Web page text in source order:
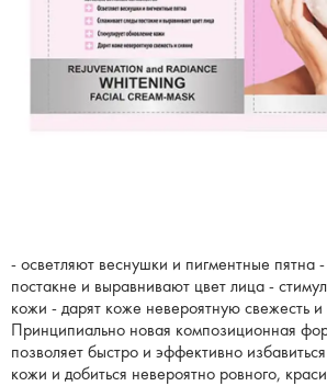
- осветляют веснушки и пигментные пятна
постакне и выравнивают цвет лица -
кожи - дарят коже невероятную свежесть и
Принципиально новая композиционная
позволяет быстро и эффективно
кожи и добиться невероятно ровного,